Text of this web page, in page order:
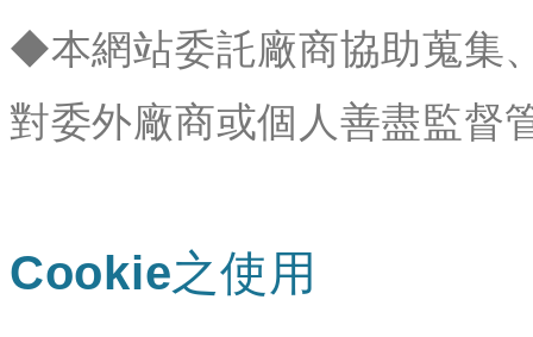
◆本網站委託廠商協助蒐集
對委外廠商或個人善盡監督
Cookie之使用